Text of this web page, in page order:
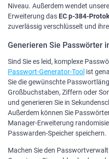
Niveau. Außerdem wendet
Erweiterung das ЕС р-384-
zuverlässig verschlüsselt und
Generieren Sie Passwörter
Sind Sie es leid, komplexe
Passwort-Generator-Tool ist
Sie die gewünschte
Großbuchstaben, Ziffern oder
und generieren Sie in
Außerdem können Sie
Manager-Erweiterung
Passwarden-Speicher speichern.
Machen Sie den